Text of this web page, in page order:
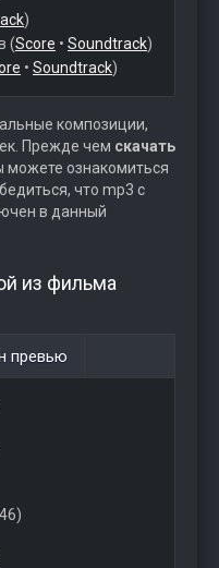
)
(Score • Soundtrack)
• Soundtrack)
композиции,
Прежде чем скачать
можете ознакомиться
что mp3 с
в данный
из фильма
превью